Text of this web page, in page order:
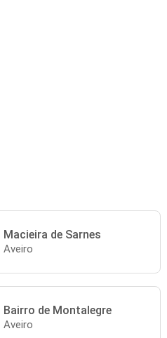
Macieira de Sarnes
Aveiro
Bairro de Montalegre
Aveiro